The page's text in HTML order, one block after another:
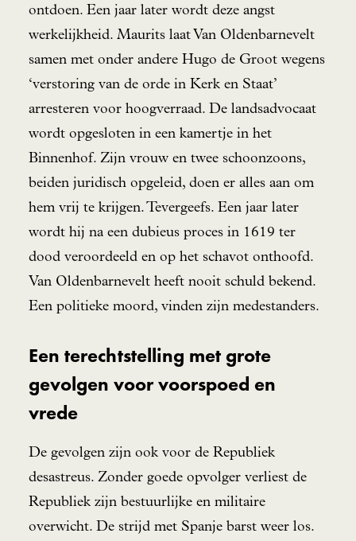
ontdoen. Een jaar later wordt deze angst
werkelijkheid. Maurits laat Van Oldenbarnevelt
samen met onder andere Hugo de Groot wegens
‘verstoring van de orde in Kerk en Staat’
arresteren voor hoogverraad. De landsadvocaat
wordt opgesloten in een kamertje in het
Binnenhof. Zijn vrouw en twee schoonzoons,
beiden juridisch opgeleid, doen er alles aan om
hem vrij te krijgen. Tevergeefs. Een jaar later
wordt hij na een dubieus proces in 1619 ter
dood veroordeeld en op het schavot onthoofd.
Van Oldenbarnevelt heeft nooit schuld bekend.
Een politieke moord, vinden zijn medestanders.
Een terechtstelling met grote
gevolgen voor voorspoed en
vrede
De gevolgen zijn ook voor de Republiek
desastreus. Zonder goede opvolger verliest de
Republiek zijn bestuurlijke en militaire
overwicht. De strijd met Spanje barst weer los.